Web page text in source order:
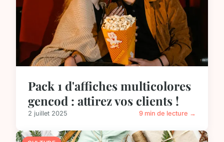
Pack 1 d'affiches multicolores
gencod : attirez vos clients !
2 juillet 2025 9 min de lecture →